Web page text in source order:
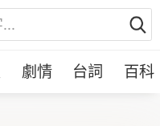
劇情 台詞 百科